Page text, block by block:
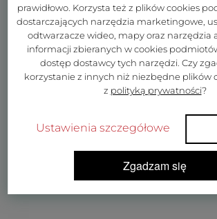
prawidłowo. Korzysta też z plików cookies
dostarczających narzędzia marketingowe,
odtwarzacze wideo, mapy oraz narzędzia
informacji zbieranych w cookies
dostęp dostawcy tych narzędzi. Czy
korzystanie z innych niż niezbędne plików
z polityką prywatności?
Ustawienia szczegółowe
Zgadzam się